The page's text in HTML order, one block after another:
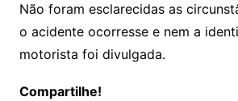
Não foram esclarecidas as
o acidente ocorresse e nem a
motorista foi divulgada.
Compartilhe!